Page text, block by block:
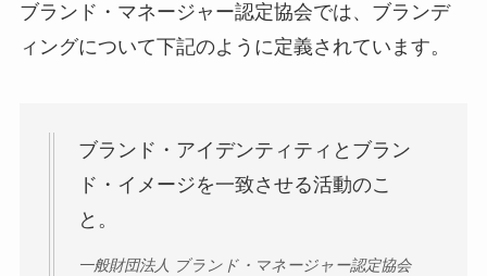
ブランド・マネージャー認定協会では、ブランデ
ィングについて下記のように定義されています。
ブランド・アイデンティティとブラン
ド・イメージを一致させる活動のこ
と。
一般財団法人 ブランド・マネージャー認定協会